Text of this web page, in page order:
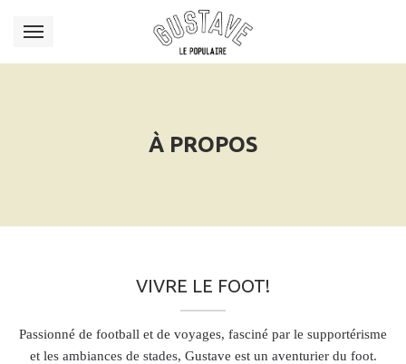
À PROPOS
VIVRE LE FOOT!
Passionné de football et de voyages, fasciné par le supportérisme
et les ambiances de stades, Gustave est un aventurier du foot.